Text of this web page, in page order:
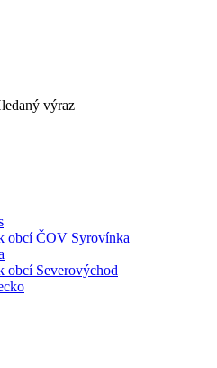
výraz
obcí ČOV Syrovínka
obcí Severovýchod